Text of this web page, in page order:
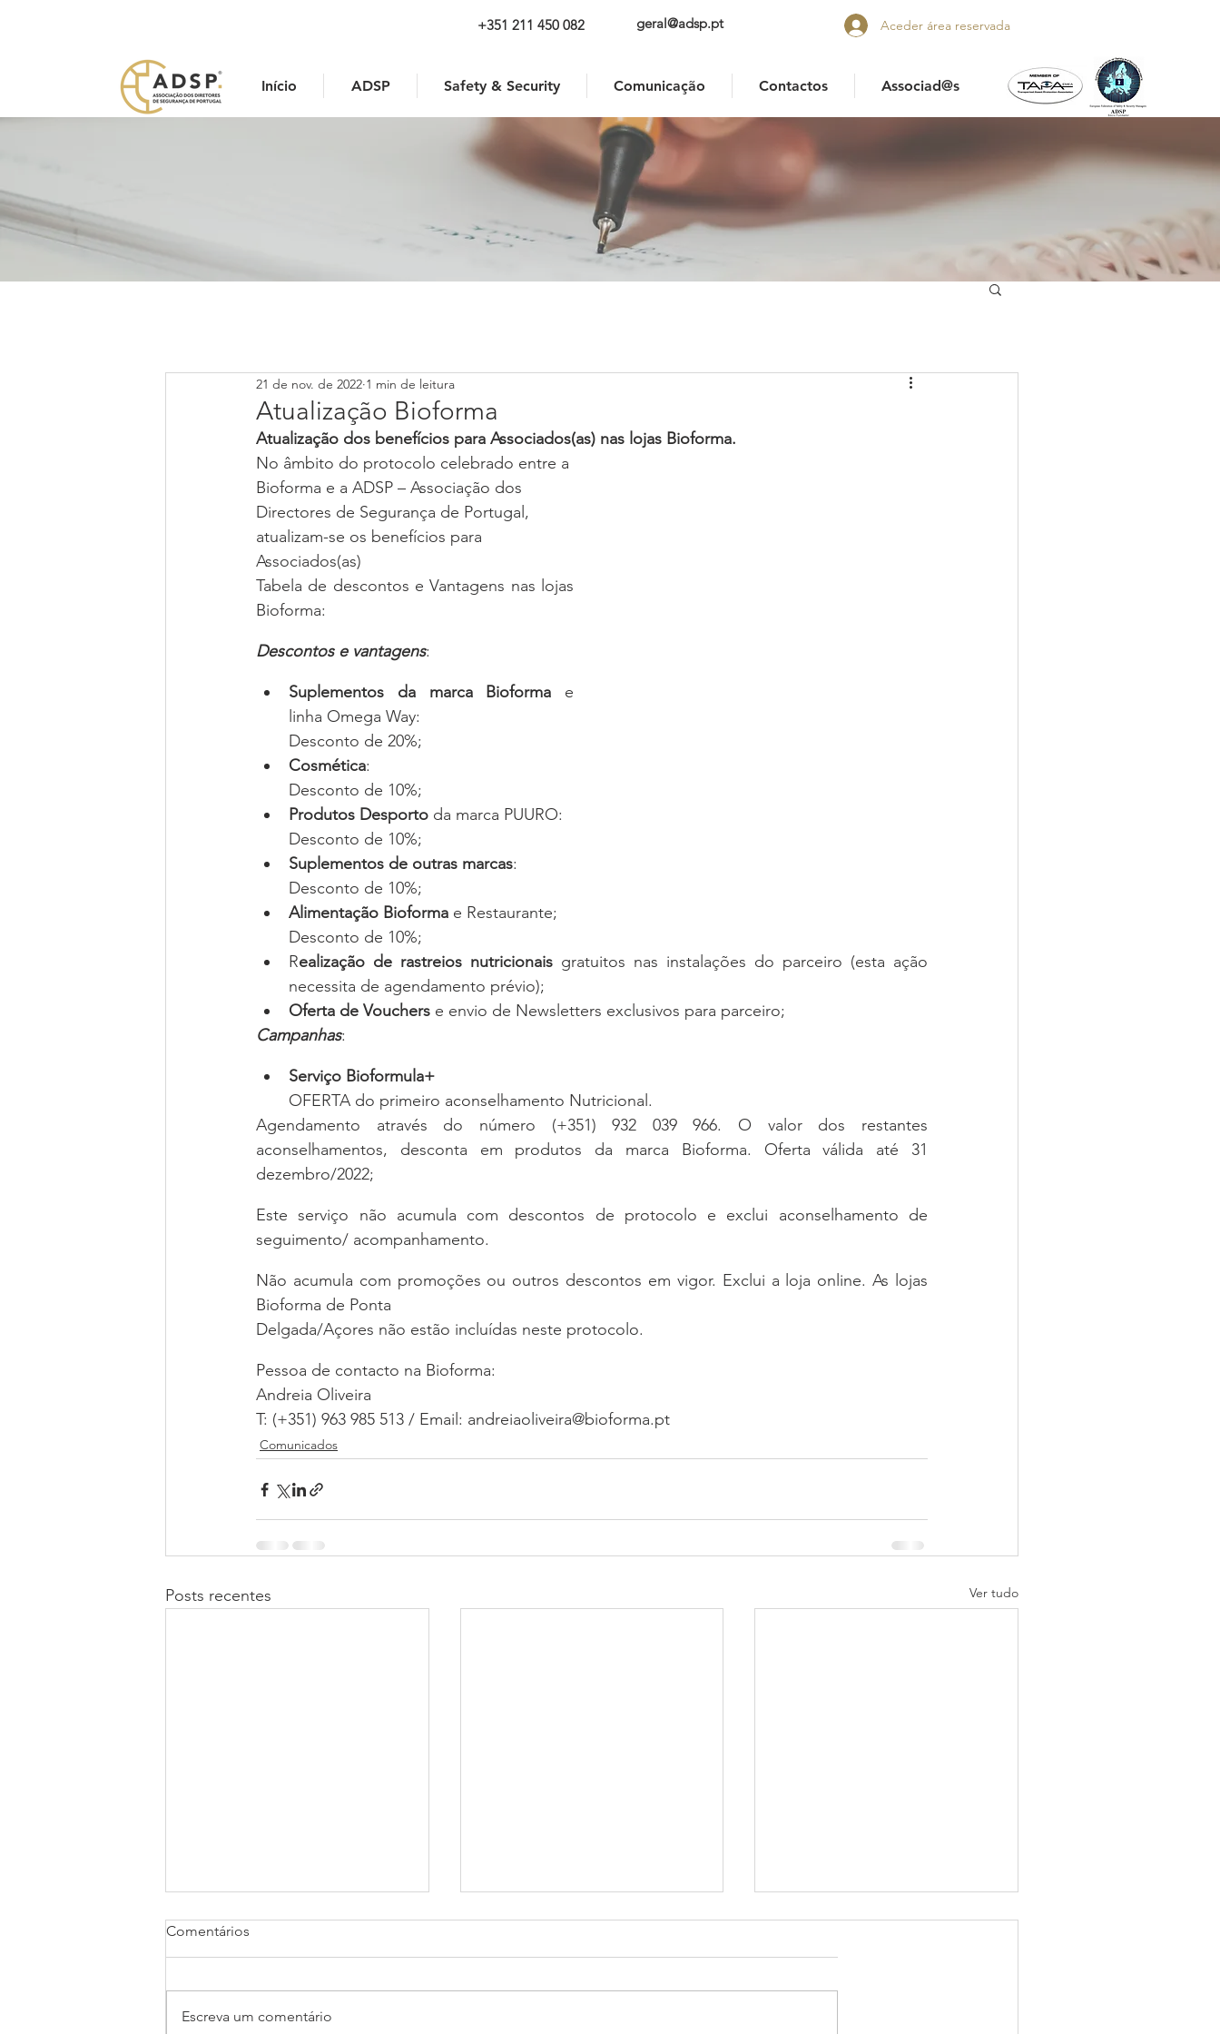
+351 211 450 082 geral@adsp.pt Aceder área reservada
Início ADSP Safety & Security Comunicação Contactos Associad@s
Atualização Bioforma
21 de nov. de 2022 1 min de leitura
Atualização dos benefícios para Associados(as) nas lojas Bioforma.
No âmbito do protocolo celebrado entre a
Bioforma e a ADSP – Associação dos
Directores de Segurança de Portugal,
atualizam-se os benefícios para
Associados(as)
Tabela de descontos e Vantagens nas lojas
Bioforma:
Descontos e vantagens:
Suplementos da marca Bioforma e
linha Omega Way:
Desconto de 20%;
Cosmética:
Desconto de 10%;
Produtos Desporto da marca PUURO:
Desconto de 10%;
Suplementos de outras marcas:
Desconto de 10%;
Alimentação Bioforma e Restaurante;
Desconto de 10%;
Realização de rastreios nutricionais gratuitos nas instalações do parceiro (esta ação
necessita de agendamento prévio);
Oferta de Vouchers e envio de Newsletters exclusivos para parceiro;
Campanhas:
Serviço Bioformula+
OFERTA do primeiro aconselhamento Nutricional.
Agendamento através do número (+351) 932 039 966. O valor dos restantes
aconselhamentos, desconta em produtos da marca Bioforma. Oferta válida até 31
dezembro/2022;
Este serviço não acumula com descontos de protocolo e exclui aconselhamento de
seguimento/ acompanhamento.
Não acumula com promoções ou outros descontos em vigor. Exclui a loja online. As lojas
Bioforma de Ponta
Delgada/Açores não estão incluídas neste protocolo.
Pessoa de contacto na Bioforma:
Andreia Oliveira
T: (+351) 963 985 513 / Email: andreiaoliveira@bioforma.pt
Comunicados
Posts recentes Ver tudo
Comentários
Escreva um comentário